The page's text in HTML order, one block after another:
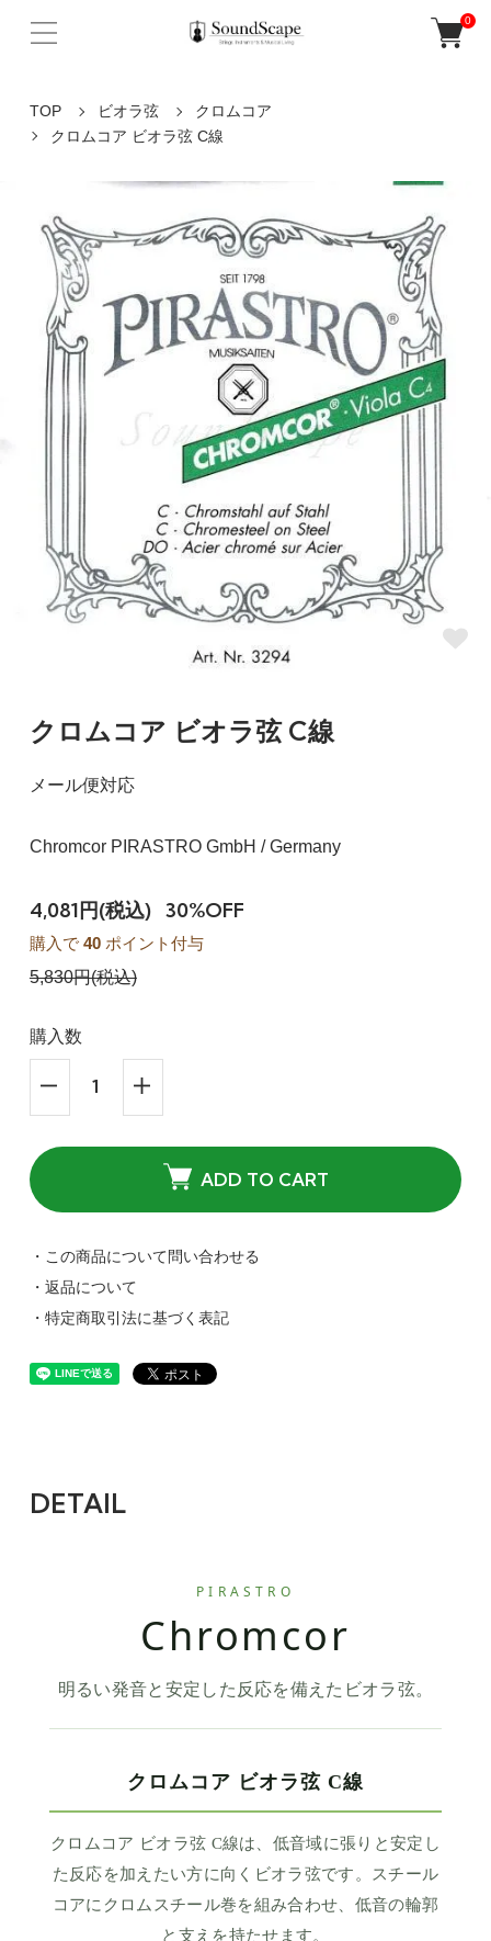
0
TOP ビオラ弦
クロムコア
クロムコア ビオラ弦 C線
クロムコア ビオラ弦 C線
メール便対応
Chromcor PIRASTRO GmbH / Germany
4,081円(税込) 30%OFF
購入で 40ポイント付与
5,830円(税込)
購入数
ADD TO CART
・この商品について問い合わせる
・返品について
・特定商取引法に基づく表記
DETAIL
PIRASTRO
Chromcor
明るい発音と安定した反応を備えたビオラ弦。
クロムコア ビオラ弦 C線
クロムコア ビオラ弦 C線は、低音域に張りと安定し
た反応を加えたい方に向くビオラ弦です。スチール
コアにクロムスチール巻を組み合わせ、低音の輪郭
と支えを持たせます。